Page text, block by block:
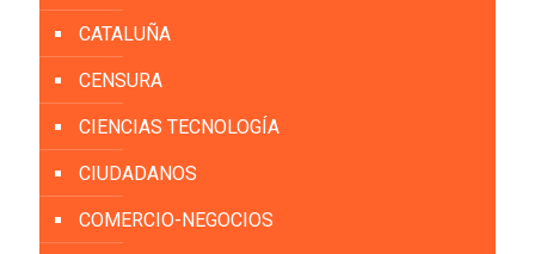
CATALUÑA
CENSURA
CIENCIAS TECNOLOGÍA
CIUDADANOS
COMERCIO-NEGOCIOS